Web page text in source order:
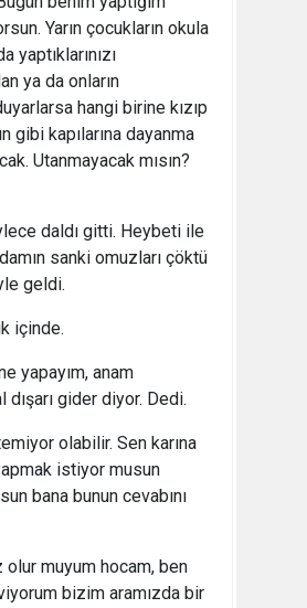
Yarın çocukların okula
yaptıklarınızı
ya da onların
hangi birine kızıp
gibi kapılarına dayanma
Utanmayacak mısın?
daldı gitti. Heybeti ile
sanki omuzları çöktü
geldi.
içinde.
yapayım, anam
dışarı gider diyor. Dedi.
olabilir. Sen karına
istiyor musun
bana bunun cevabını
muyum hocam, ben
bizim aramızda bir